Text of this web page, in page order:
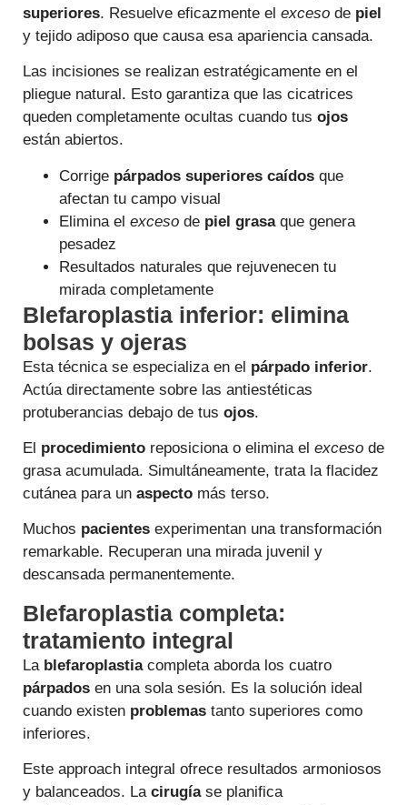
superiores. Resuelve eficazmente el exceso de piel
y tejido adiposo que causa esa apariencia cansada.
Las incisiones se realizan estratégicamente en el
pliegue natural. Esto garantiza que las cicatrices
queden completamente ocultas cuando tus ojos
están abiertos.
Corrige párpados superiores caídos que
afectan tu campo visual
Elimina el exceso de piel grasaque genera
pesadez
Resultados naturales que rejuvenecen tu
mirada completamente
Blefaroplastia inferior: elimina
bolsas y ojeras
Esta técnica se especializa en el párpado inferior.
Actúa directamente sobre las antiestéticas
protuberancias debajo de tus ojos.
El procedimiento reposiciona o elimina el exceso de
grasa acumulada. Simultáneamente, trata la flacidez
cutánea para un aspecto más terso.
Muchos pacientes experimentan una transformación
remarkable. Recuperan una mirada juvenil y
descansada permanentemente.
Blefaroplastia completa:
tratamiento integral
La blefaroplastiacompleta aborda los cuatro
párpados en una sola sesión. Es la solución ideal
cuando existen problemas tanto superiores como
inferiores.
Este approach integral ofrece resultados armoniosos
y balanceados. La cirugíase planifica